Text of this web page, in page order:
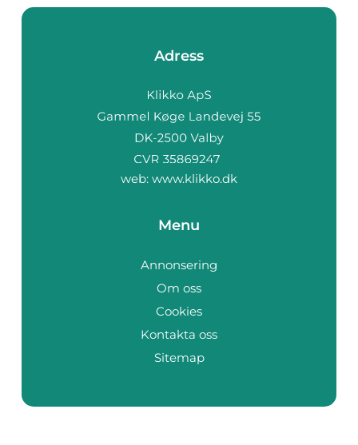
Adress
web: www.klikko.dk
Menu
Annonsering
Om oss
Cookies
Kontakta oss
Sitemap